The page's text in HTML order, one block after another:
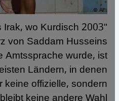
Irak, wo Kurdisch 2003
von Saddam Husseins
Amtssprache wurde, ist
Ländern, in denen
offizielle, sondern